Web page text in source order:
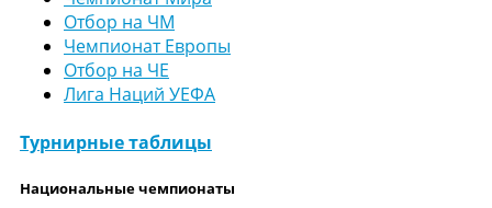
Отбор на ЧМ
Чемпионат Европы
Отбор на ЧЕ
Лига Наций УЕФА
Турнирные таблицы
Национальные чемпионаты